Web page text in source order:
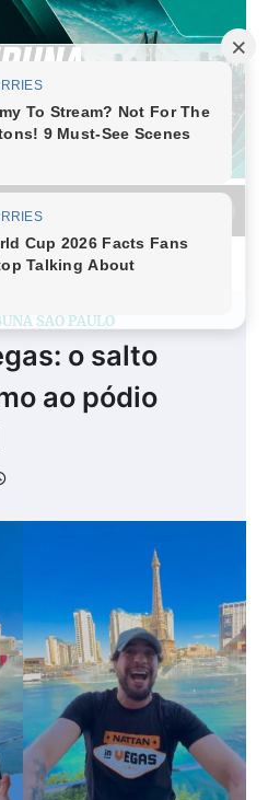
SÃO PAULO
o salto
ao pódio